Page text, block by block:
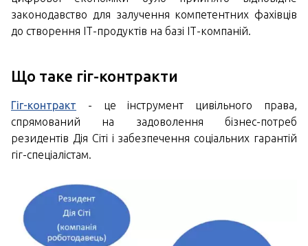
законодавство для залучення компетентних фахівців
до створення ІТ-продуктів на базі ІТ-компаній.
Що таке гіг-контракти
Гіг-контракт - це інструмент цивільного права,
спрямований на задоволення бізнес-потреб
резидентів Дія Сіті і забезпечення соціальних гарантій
гіг-спеціалістам.